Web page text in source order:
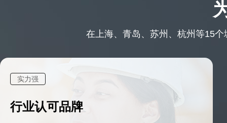
在上海、青岛、苏州、杭州等15
实力强
行业认可品牌